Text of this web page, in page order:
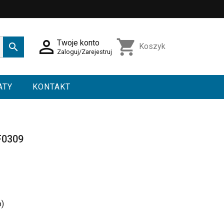
  Twoje konto
Zaloguj/Zarejestruj shopping_cart Koszyk
KONTAKT